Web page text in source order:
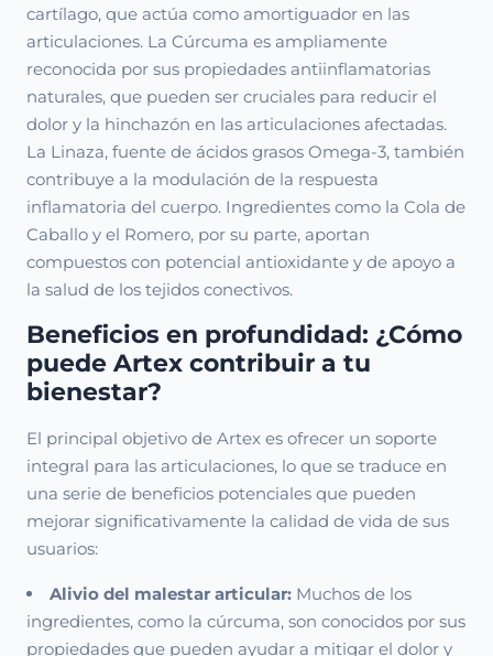
cartílago, que actúa como amortiguador en las
articulaciones. La Cúrcuma es ampliamente
reconocida por sus propiedades antiinflamatorias
naturales, que pueden ser cruciales para reducir el
dolor y la hinchazón en las articulaciones afectadas.
La Linaza, fuente de ácidos grasos Omega-3, también
contribuye a la modulación de la respuesta
inflamatoria del cuerpo. Ingredientes como la Cola de
Caballo y el Romero, por su parte, aportan
compuestos con potencial antioxidante y de apoyo a
la salud de los tejidos conectivos.
Beneficios en profundidad: ¿Cómo
puede Artex contribuir a tu
bienestar?
El principal objetivo de Artex es ofrecer un soporte
integral para las articulaciones, lo que se traduce en
una serie de beneficios potenciales que pueden
mejorar significativamente la calidad de vida de sus
usuarios:
Alivio del malestar articular: Muchos de los
ingredientes, como la cúrcuma, son conocidos por sus
propiedades que pueden ayudar a mitigar el dolor y